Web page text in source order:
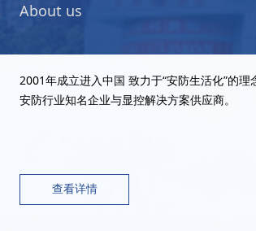
About us
2001年成立进入中国 致力于“安防生活化”的
安防行业知名企业与显控解决方案供应商。
查看详情